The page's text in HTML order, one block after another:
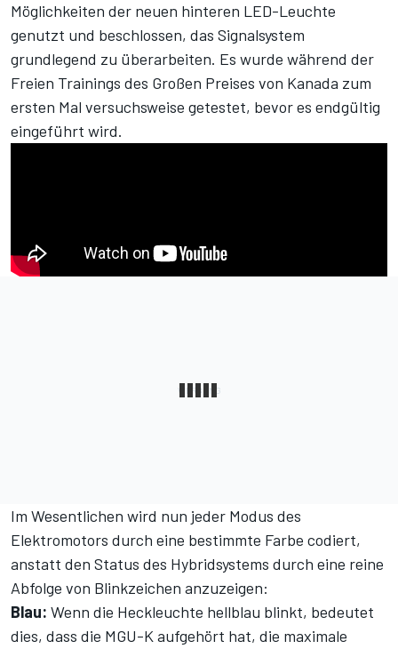
Möglichkeiten der neuen hinteren LED-Leuchte
genutzt und beschlossen, das Signalsystem
grundlegend zu überarbeiten. Es wurde während der
Freien Trainings des Großen Preises von Kanada zum
ersten Mal versuchsweise getestet, bevor es endgültig
eingeführt wird.
Im Wesentlichen wird nun jeder Modus des
Elektromotors durch eine bestimmte Farbe codiert,
anstatt den Status des Hybridsystems durch eine reine
Abfolge von Blinkzeichen anzuzeigen:
Blau: Wenn die Heckleuchte hellblau blinkt, bedeutet
dies, dass die MGU-K aufgehört hat, die maximale